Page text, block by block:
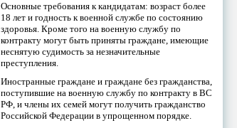
Основные требования к кандидатам: возраст более
18 лет и годность к военной службе по состоянию
здоровья. Кроме того на военную службу по
контракту могут быть приняты граждане, имеющие
неснятую судимость за незначительные
преступления.
Иностранные граждане и граждане без гражданства,
поступившие на военную службу по контракту в ВС
РФ, и члены их семей могут получить гражданство
Российской Федерации в упрощенном порядке.